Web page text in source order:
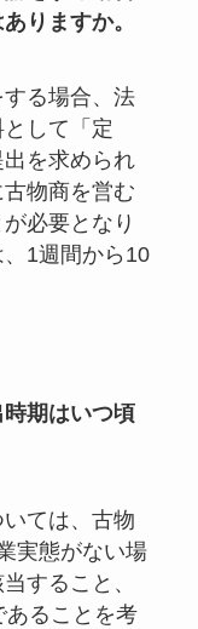
りますか。
る場合、法
して「定
を求められ
物商を営む
必要となり
1週間から10
期はいつ頃
ては、古物
実態がない場
すること、
あることを考